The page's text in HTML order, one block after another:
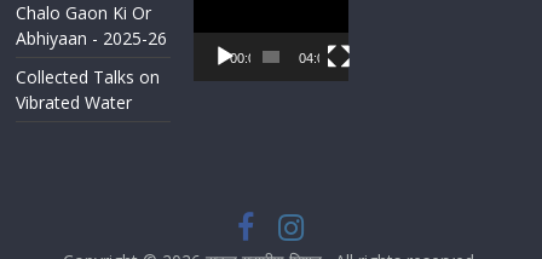
Chalo Gaon Ki Or
Abhiyaan - 2025-26
Collected Talks on
Vibrated Water
Player
00:00 04:07